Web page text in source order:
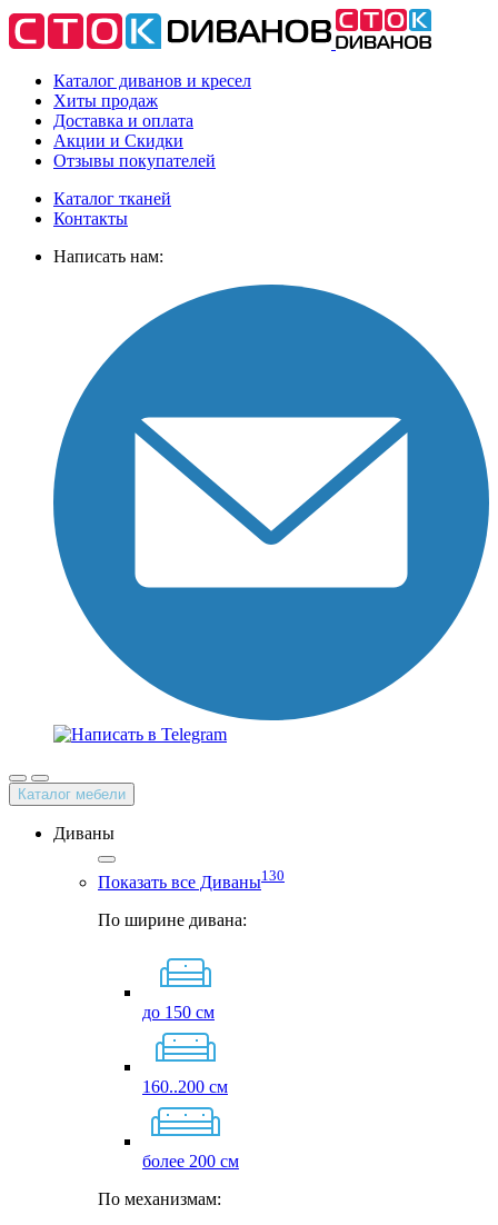
Каталог диванов и кресел
Хиты продаж
Доставка и оплата
Акции и Скидки
Отзывы покупателей
Каталог тканей
Контакты
Написать нам:
Каталог мебели
Диваны
Показать все Диваны130
По ширине дивана:
до 150 см
160..200 см
более 200 см
По механизмам: